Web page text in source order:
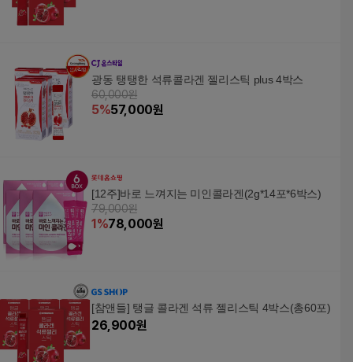
광동 탱탱한 석류콜라겐 젤리스틱 plus 4박스
60,000원
5%57,000원
[12주]바로 느껴지는 미인콜라겐(2g*14포*6박스)
79,000원
1%78,000원
[참앤들] 탱글 콜라겐 석류 젤리스틱 4박스(총60포)
26,900원